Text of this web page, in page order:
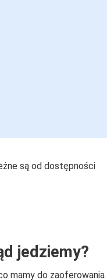
są od dostępności
jedziemy?
mamy do